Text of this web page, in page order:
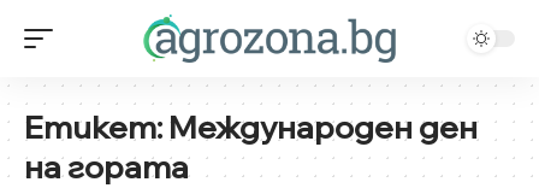
Етикет:Международен ден
на гората